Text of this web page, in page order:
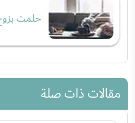
حلمت
مقالات ذات صلة